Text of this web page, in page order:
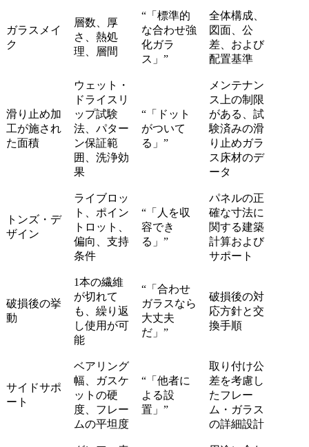
ガラスメイ
ク
層数、厚
さ、熱処
理、層間
“「標準的
な合わせ強
化ガラ
ス」”
全体構成、
図面、公
差、および
配置基準
滑り止め加
工が施され
た面積
ウェット・
ドライスリ
ップ試験
法、パター
ン保証範
囲、洗浄効
果
“「ドット
がついて
る」”
メンテナン
ス上の制限
がある、試
験済みの滑
り止めガラ
ス床材のデ
ータ
トンズ・デ
ザイン
ライブロッ
ト、ポイン
トロット、
偏向、支持
条件
“「人を収
容でき
る」”
パネルの正
確な寸法に
関する建築
計算および
サポート
破損後の挙
動
1本の繊維
が切れて
も、繰り返
し使用が可
能
“「合わせ
ガラスなら
大丈夫
だ」”
破損後の対
応方針と交
換手順
サイドサポ
ート
ベアリング
幅、ガスケ
ットの硬
度、フレー
ムの平坦度
“「他者に
よる設
置」”
取り付け公
差を考慮し
たフレー
ム・ガラス
の詳細設計